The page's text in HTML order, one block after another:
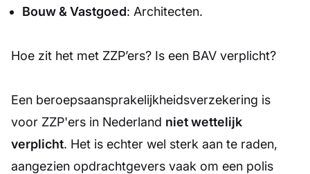
Bouw & Vastgoed: Architecten.
Hoe zit het met ZZP’ers? Is een BAV verplicht?
Een beroepsaansprakelijkheidsverzekering is
voor ZZP'ers in Nederland niet wettelijk
verplicht. Het is echter wel sterk aan te raden,
aangezien opdrachtgevers vaak om een polis